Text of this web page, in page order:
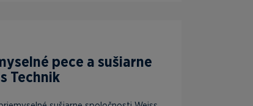
pece a sušiarne
Technik